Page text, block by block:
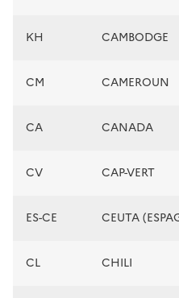
KH CAMBODGE
CM CAMEROUN
CA CANADA
CV CAP-VERT
ES-CE CEUTA
CL CHILI